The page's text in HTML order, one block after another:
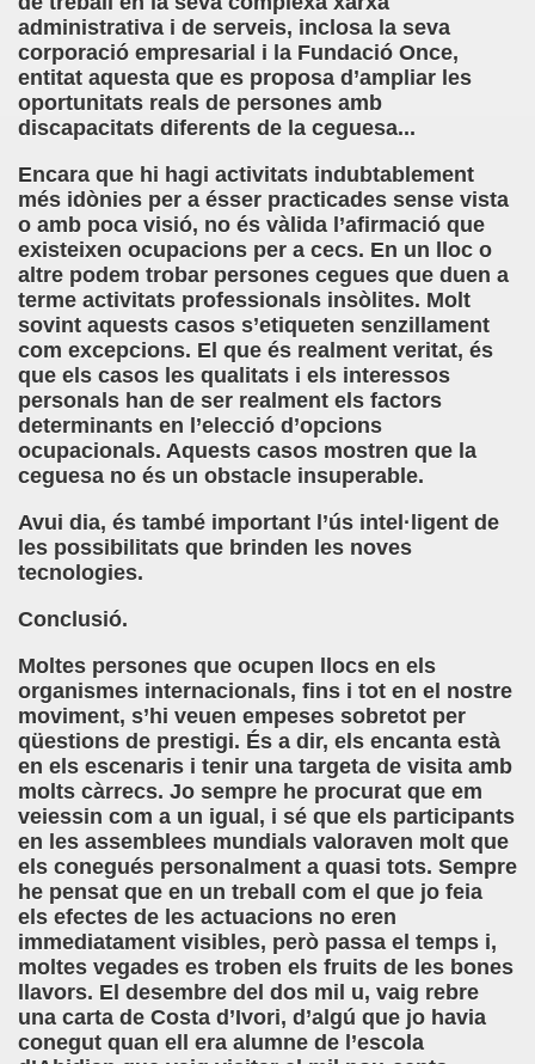
administrativa i de serveis, inclosa la seva
corporació empresarial i la Fundació Once,
entitat aquesta que es proposa d’ampliar les
oportunitats reals de persones amb
discapacitats diferents de la ceguesa...
Encara que hi hagi activitats indubtablement
més idònies per a ésser practicades sense vista
o amb poca visió, no és vàlida l’afirmació que
existeixen ocupacions per a cecs. En un lloc o
altre podem trobar persones cegues que duen a
terme activitats professionals insòlites. Molt
sovint aquests casos s’etiqueten senzillament
com excepcions. El que és realment veritat, és
que els casos les qualitats i els interessos
personals han de ser realment els factors
determinants en l’elecció d’opcions
ocupacionals. Aquests casos mostren que la
ceguesa no és un obstacle insuperable.
Avui dia, és també important l’ús intel·ligent de
les possibilitats que brinden les noves
tecnologies.
Conclusió.
Moltes persones que ocupen llocs en els
organismes internacionals, fins i tot en el nostre
moviment, s’hi veuen empeses sobretot per
qüestions de prestigi. És a dir, els encanta està
en els escenaris i tenir una targeta de visita amb
molts càrrecs. Jo sempre he procurat que em
veiessin com a un igual, i sé que els participants
en les assemblees mundials valoraven molt que
els conegués personalment a quasi tots. Sempre
he pensat que en un treball com el que jo feia
els efectes de les actuacions no eren
immediatament visibles, però passa el temps i,
moltes vegades es troben els fruits de les bones
llavors. El desembre del dos mil u, vaig rebre
una carta de Costa d’Ivori, d’algú que jo havia
conegut quan ell era alumne de l’escola